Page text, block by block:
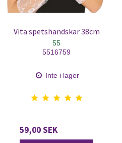
Vita spetshandskar 38cm
55
5516759
Inte i lager
59,00 SEK